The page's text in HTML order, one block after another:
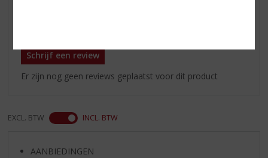
Schrijf een review
Er zijn nog geen reviews geplaatst voor dit product
EXCL. BTW INCL. BTW
AANBIEDINGEN